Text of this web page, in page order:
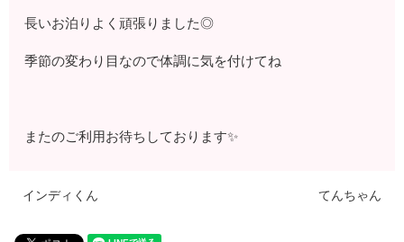
長いお泊りよく頑張りました◎
季節の変わり目なので体調に気を付けてね
またのご利用お待ちしております✨
インディくん てんちゃん